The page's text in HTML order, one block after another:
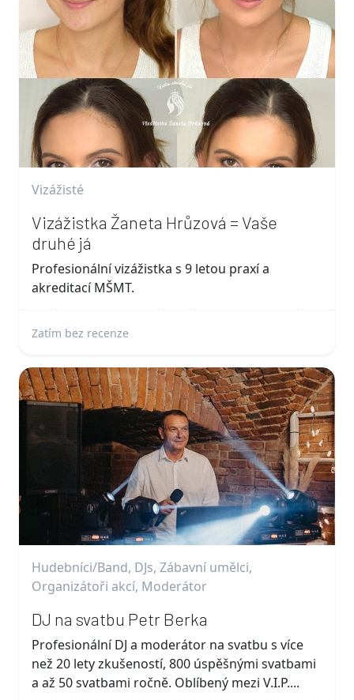
Vizážisté
Vizážistka Žaneta Hrůzová = Vaše
druhé já
Profesionální vizážistka s 9 letou praxí a
akreditací MŠMT.
Zatím bez recenze
Hudebníci/Band, DJs, Zábavní umělci,
Organizátoři akcí, Moderátor
DJ na svatbu Petr Berka
Profesionální DJ a moderátor na svatbu s více
než 20 lety zkušeností, 800 úspěšnými svatbami
a až 50 svatbami ročně. Oblíbený mezi V.I.P....